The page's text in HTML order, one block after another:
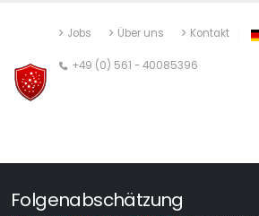
Jobs Über uns Kontakt
+49 (0) 561 - 40085396
Folgenabschätzung